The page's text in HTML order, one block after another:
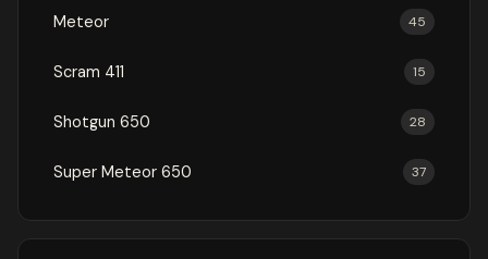
Meteor 45
Scram 411 15
Shotgun 650 28
Super Meteor 650 37